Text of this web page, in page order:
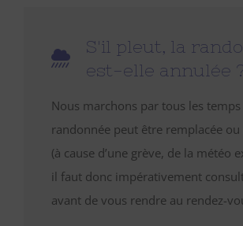
S'il pleut, la
est-elle annulée
Nous marchons par tous les
randonnée peut être remplacée
(à cause d’une grève, de la météo
il faut donc impérativement
avant de vous rendre au rendez-